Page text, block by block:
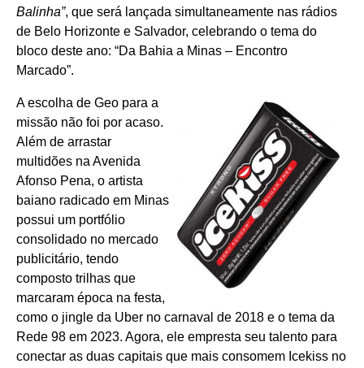
Balinha”, que será lançada simultaneamente nas rádios
de Belo Horizonte e Salvador, celebrando o tema do
bloco deste ano: “Da Bahia a Minas – Encontro
Marcado”.
A escolha de Geo para a
missão não foi por acaso.
Além de arrastar
multidões na Avenida
Afonso Pena, o artista
baiano radicado em Minas
possui um portfólio
consolidado no mercado
publicitário, tendo
composto trilhas que
marcaram época na festa,
como o jingle da Uber no carnaval de 2018 e o tema da
Rede 98 em 2023. Agora, ele empresta seu talento para
conectar as duas capitais que mais consomem Icekiss no